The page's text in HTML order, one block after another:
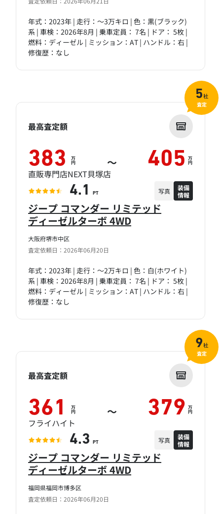
年式：2023年 | 走行：～3万キロ | 色：黒(ブラック)
系 | 車検：2026年8月 | 乗車定員： 7名 | ドア： 5枚 |
燃料：ディーゼル | ミッション：AT | ハンドル：右 |
修復歴：なし
大阪府堺市中区
査定依頼日：2026年06月20日
ジープ コマンダー リミテッド
ディーゼルターボ 4WD
年式：2023年 | 走行：～2万キロ | 色：白(ホワイト)
系 | 車検：2026年8月 | 乗車定員： 7名 | ドア： 5枚 |
燃料：ディーゼル | ミッション：AT | ハンドル：右 |
修復歴：なし
最高査定額
383 万
円 ～ 405 万
円
直販専門店NEXT貝塚店
4.1 PT 写真
装備
情報
5社
査定
福岡県福岡市博多区
査定依頼日：2026年06月20日
ジープ コマンダー リミテッド
ディーゼルターボ 4WD
最高査定額
361 万
円 ～ 379 万
円
フライハイト
4.3 PT 写真
装備
情報
9社
査定